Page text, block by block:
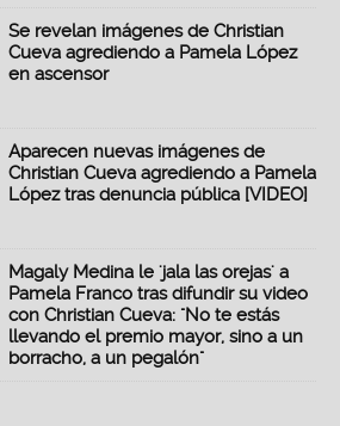
Se revelan imágenes de Christian
Cueva agrediendo a Pamela López
en ascensor
Aparecen nuevas imágenes de
Christian Cueva agrediendo a Pamela
López tras denuncia pública [VIDEO]
Magaly Medina le 'jala las orejas' a
Pamela Franco tras difundir su video
con Christian Cueva: "No te estás
llevando el premio mayor, sino a un
borracho, a un pegalón"